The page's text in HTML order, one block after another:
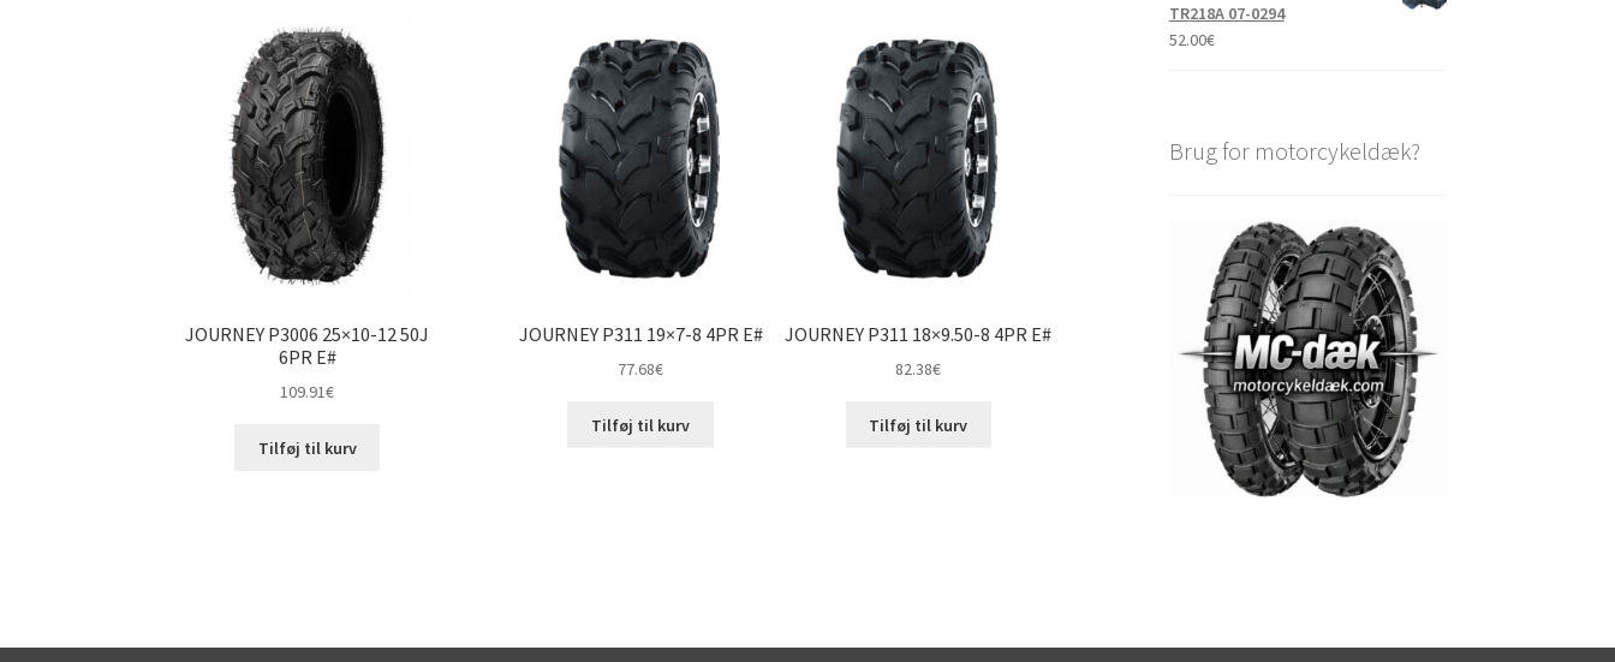
JOURNEY P3006 25×10-12 50J
6PR E#
109.91€
Tilføj til kurv
JOURNEY P311 19×7-8 4PR E#
77.68€
Tilføj til kurv
JOURNEY P311 18×9.50-8 4PR E#
82.38€
Tilføj til kurv
TR218A 07-0294
52.00€
Brug for motorcykeldæk?